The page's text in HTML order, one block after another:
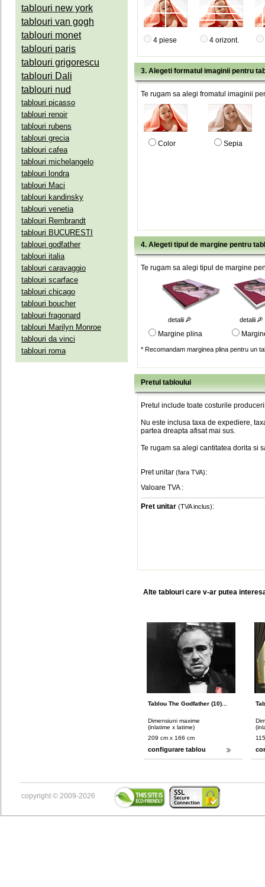
tablouri new york
tablouri van gogh
tablouri monet
tablouri paris
tablouri grigorescu
tablouri Dali
tablouri nud
tablouri picasso
tablouri renoir
tablouri rubens
tablouri grecia
tablouri cafea
tablouri michelangelo
tablouri londra
tablouri Maci
tablouri kandinsky
tablouri venetia
tablouri Rembrandt
tablouri BUCURESTI
tablouri godfather
tablouri italia
tablouri caravaggio
tablouri scarface
tablouri chicago
tablouri boucher
tablouri fragonard
tablouri Marilyn Monroe
tablouri da vinci
tablouri roma
4 piese 4 orizont.
3. Alegeti formatul imaginii pentru
Te rugam sa alegi fromatul imaginii
Color Sepia
4. Alegeti tipul de margine pentru
Te rugam sa alegi tipul de margine
detalii detalii
Margine plina
* Recomandam marginea plina pentru un
Pretul tabloului
Pretul include toate costurile
Nu este inclusa taxa de expediere,
partea dreapta afisat mai sus.
Te rugam sa alegi cantitatea dorita si
Pret unitar (fara TVA):
Valoare TVA :
Pret unitar (TVA inclus):
Alte tablouri care v-ar putea
Tablou The Godfather (10)...
Dimensiuni maxime
(inlatime x latime)
209 cm x 166 cm
configurare tablou
copyright © 2009-2026